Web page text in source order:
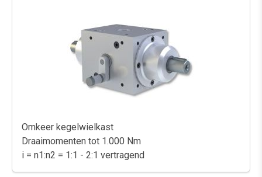
Omkeer kegelwielkast
Draaimomenten tot 1.000 Nm
i = n1:n2 = 1:1 - 2:1 vertragend